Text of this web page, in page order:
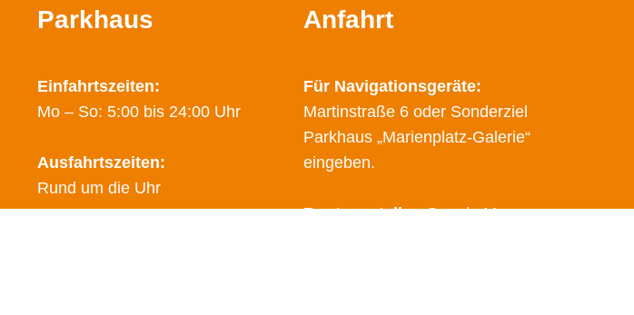
Parkhaus
Einfahrtszeiten:
Mo – So: 5:00 bis 24:00 Uhr
Ausfahrtszeiten:
Rund um die Uhr
Anfahrt
Für Navigationsgeräte:
Martinstraße 6 oder Sonderziel
Parkhaus „Marienplatz-Galerie“
eingeben.
Route erstellenGoogle Maps